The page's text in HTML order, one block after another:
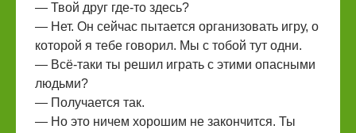
— Твой друг где-то здесь?
— Нет. Он сейчас пытается организовать игру, о
которой я тебе говорил. Мы с тобой тут одни.
— Всё-таки ты решил играть с этими опасными
людьми?
— Получается так.
— Но это ничем хорошим не закончится. Ты